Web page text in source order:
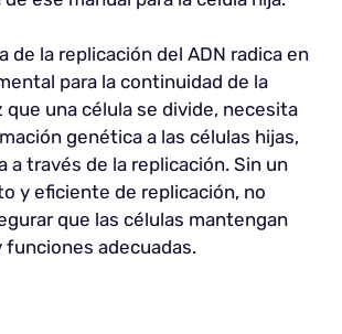
de la replicación del ADN radica en
para la continuidad de la
que una célula se divide, necesita
genética a las células hijas,
a través de la replicación. Sin un
y eficiente de replicación, no
que las células mantengan
funciones adecuadas.